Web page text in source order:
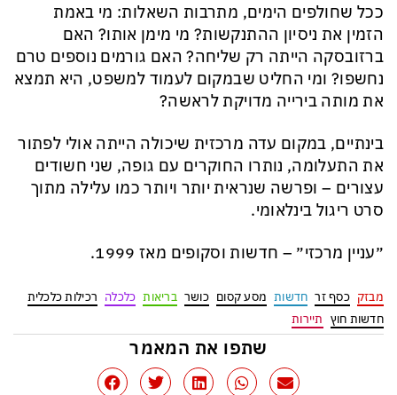
ככל שחולפים הימים, מתרבות השאלות: מי באמת
הזמין את ניסיון ההתנקשות? מי מימן אותו? האם
ברזובסקה הייתה רק שליחה? האם גורמים נוספים טרם
נחשפו? ומי החליט שבמקום לעמוד למשפט, היא תמצא
את מותה בירייה מדויקת לראשה?
בינתיים, במקום עדה מרכזית שיכולה הייתה אולי לפתור
את התעלומה, נותרו החוקרים עם גופה, שני חשודים
עצורים – ופרשה שנראית יותר ויותר כמו עלילה מתוך
סרט ריגול בינלאומי.
״עניין מרכזי״ – חדשות וסקופים מאז 1999.
מבזק כסף זר חדשות מסע קסום כושר בריאות כלכלה רכילות כלכלית
חדשות חוץ תיירות
שתפו את המאמר